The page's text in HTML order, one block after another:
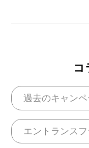
コ
過去のキャン
エントランス